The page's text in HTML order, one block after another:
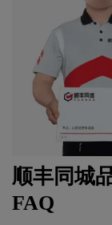
顺丰同城
FAQ